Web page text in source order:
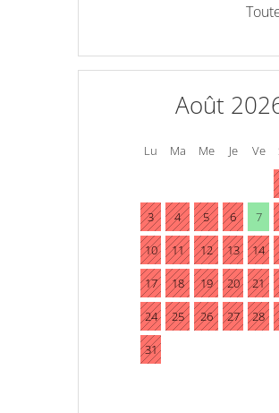
Août
Lu Ma Me Je Ve
3 4 5 6 7
10 11 12 13 14
17 18 19 20 21
24 25 26 27 28
31